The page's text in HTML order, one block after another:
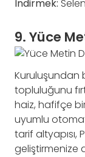
İndirmek:
9. Yüce
Kuruluşundan
topluluğunu
haiz, hafifçe
uyumlu
tarif altyapısı,
geliştirmenize